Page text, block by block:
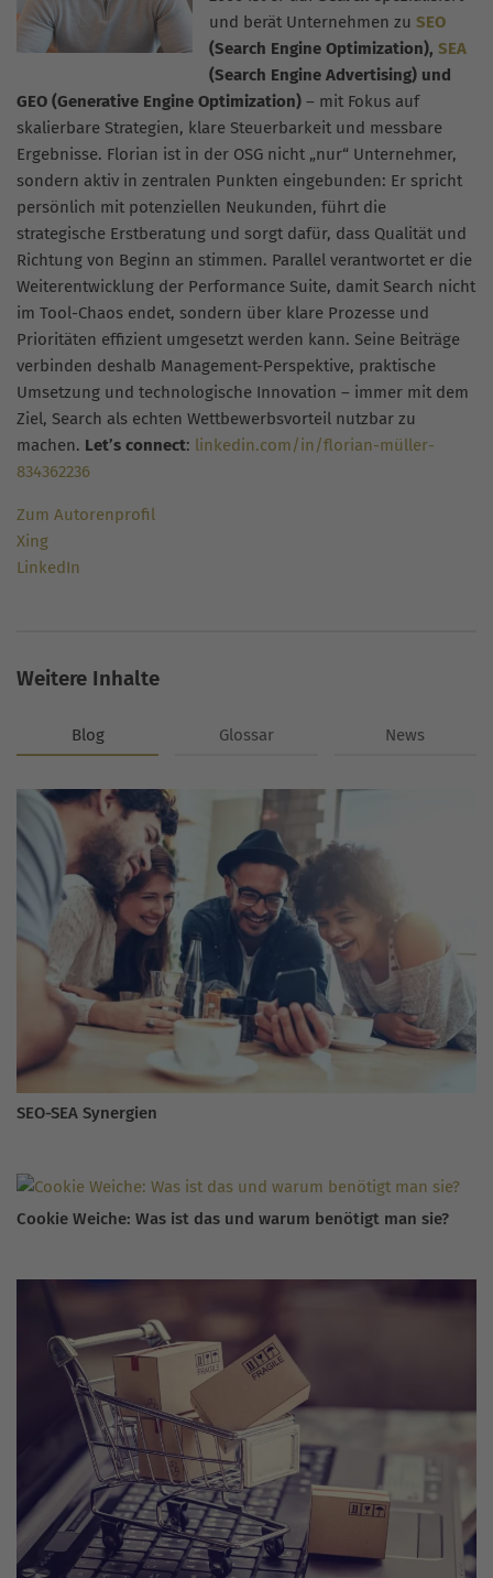
und berät Unternehmen zu SEO
(Search Engine Optimization), SEA
(Search Engine Advertising) und
GEO (Generative Engine Optimization) – mit Fokus auf
skalierbare Strategien, klare Steuerbarkeit und messbare
Ergebnisse. Florian ist in der OSG nicht „nur“ Unternehmer,
sondern aktiv in zentralen Punkten eingebunden: Er spricht
persönlich mit potenziellen Neukunden, führt die
strategische Erstberatung und sorgt dafür, dass Qualität und
Richtung von Beginn an stimmen. Parallel verantwortet er die
Weiterentwicklung der Performance Suite, damit Search nicht
im Tool-Chaos endet, sondern über klare Prozesse und
Prioritäten effizient umgesetzt werden kann. Seine Beiträge
verbinden deshalb Management-Perspektive, praktische
Umsetzung und technologische Innovation – immer mit dem
Ziel, Search als echten Wettbewerbsvorteil nutzbar zu
machen. Let’s connect: linkedin.com/in/florian-müller-
834362236
Zum Autorenprofil
Xing
LinkedIn
Weitere Inhalte
Blog Glossar News
SEO-SEA Synergien
Cookie Weiche: Was ist das und warum benötigt man sie?